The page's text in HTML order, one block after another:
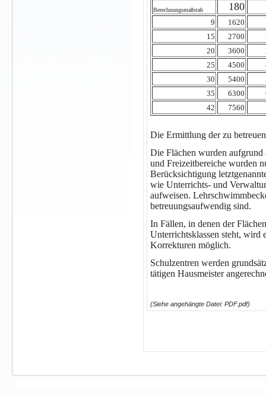
Berechnungsmaßstab 180
9 1620
15
2700
20
3600
25
4500
30
5400
35
6300
42
7560
Die Ermittlung der zu
Die Flächen wurden aufgrund
und Freizeitbereiche wurden
Berücksichtigung
wie Unterrichts- und
aufweisen.
betreuungsaufwendig sind.
In Fällen, in denen der
Unterrichtsklassen steht, wird
Korrekturen möglich.
Schulzentren werden
tätigen Hausmeister
(Siehe angehängte Datei: PDF.pdf)